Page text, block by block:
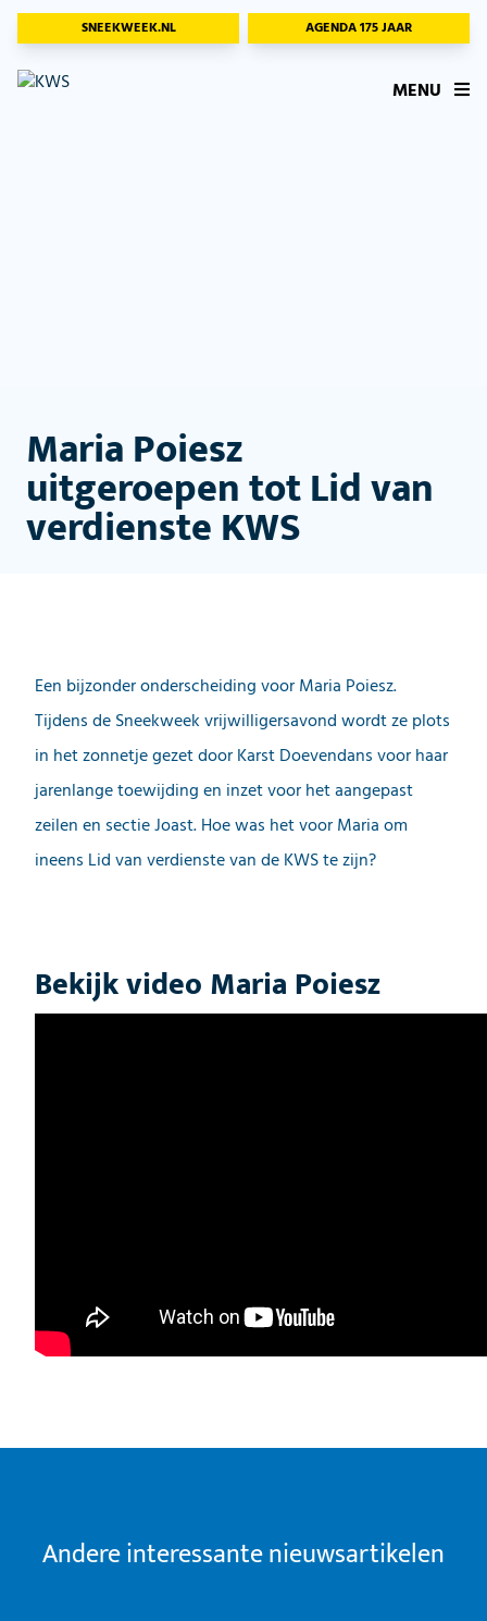
SNEEKWEEK.NL AGENDA 175 JAAR
MENU
Maria Poiesz
uitgeroepen tot Lid van
verdienste KWS
Een bijzonder onderscheiding voor Maria Poiesz.
Tijdens de Sneekweek vrijwilligersavond wordt ze plots
in het zonnetje gezet door Karst Doevendans voor haar
jarenlange toewijding en inzet voor het aangepast
zeilen en sectie Joast. Hoe was het voor Maria om
ineens Lid van verdienste van de KWS te zijn?
Bekijk video Maria Poiesz
Andere interessante nieuwsartikelen